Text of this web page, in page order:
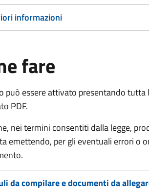
informazioni
fare
può essere attivato presentando
PDF.
nei termini consentiti dalla legge,
emettendo, per gli eventuali errori o
da compilare e documenti da